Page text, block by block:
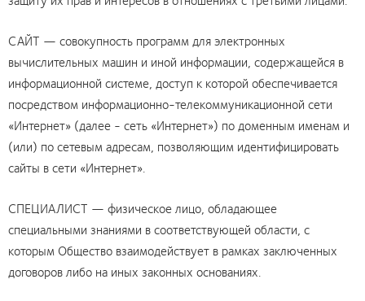
САЙТ — совокупность программ для электронных
вычислительных машин и иной информации, содержащейся в
информационной системе, доступ к которой обеспечивается
посредством информационно-телекоммуникационной сети
«Интернет» (далее - сеть «Интернет») по доменным именам и
(или) по сетевым адресам, позволяющим идентифицировать
сайты в сети «Интернет».
СПЕЦИАЛИСТ — физическое лицо, обладающее
специальными знаниями в соответствующей области, с
которым Общество взаимодействует в рамках заключенных
договоров либо на иных законных основаниях.